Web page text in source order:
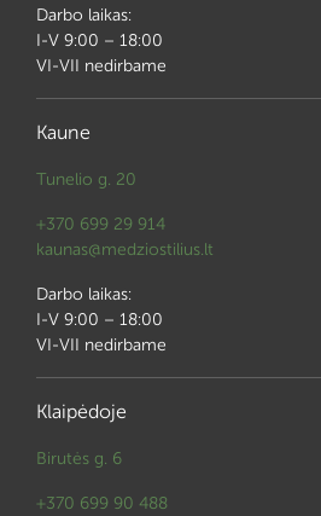
Darbo laikas:
I-V 9:00 – 18:00
VI-VII nedirbame
Kaune
Tunelio g. 20
+370 699 29 914
kaunas@medziostilius.lt
Darbo laikas:
I-V 9:00 – 18:00
VI-VII nedirbame
Klaipėdoje
Birutės g. 6
+370 699 90 488